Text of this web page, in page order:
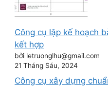
Công cụ lập kế hoạch
kết hợp
bởi letruonglhu@gmail.com
21 Tháng Sáu, 2024
Công cụ xây dựng